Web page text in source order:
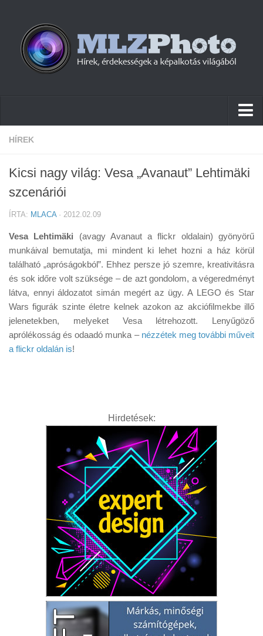
Hírek
Cikkek
Tudástár
Tanácsok
Érdekességek
Helyszíni Riport
E-BB
HÍREK
Kicsi nagy világ: Vesa „Avanaut” Lehtimäki
szcenáriói
ÍRTA: MLACA· 2012.02.09
Vesa Lehtimäki (avagy Avanaut a flickr oldalain) gyönyörű
munkáival bemutatja, mi mindent ki lehet hozni a ház körül
található „apróságokból”. Ehhez persze jó szemre, kreativitásra
és sok időre volt szüksége – de azt gondolom, a végeredményt
látva, ennyi áldozatot simán megért az ügy. A LEGO és Star
Wars figurák szinte életre kelnek azokon az akciófilmekbe illő
jelenetekben, melyeket Vesa létrehozott. Lenyűgöző
aprólékosság és odaadó munka – nézzétek meg további műveit
a flickr oldalán is!
Hirdetések: